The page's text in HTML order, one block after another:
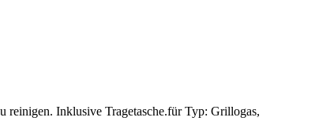
Inklusive Tragetasche.für Typ: Grillogas,